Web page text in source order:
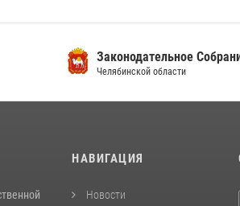
Законодательное
Челябинской области
НАВИГАЦИЯ
Новости